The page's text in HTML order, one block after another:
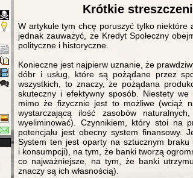
Krótkie
W artykule tym chcę poruszyć tylko niektóre
jednak zauważyć, że Kredyt Społeczny
polityczne i historyczne.
Konieczne jest najpierw uznanie, że
dóbr i usług, które są pożądane przez
wszystkich, to znaczy, że pożądana
skuteczny i efektywny sposób. Niestety
mimo że fizycznie jest to możliwe (wciąż
wystarczającą ilość zasobów
wyeliminować). Czynnikiem, który stoi na
potencjału jest obecny system finansowy.
System ten jest oparty na sztucznym
i konsumpcji), na tym, że banki tworzą
co najważniejsze, na tym, że banki
znaczy są ich własnością).